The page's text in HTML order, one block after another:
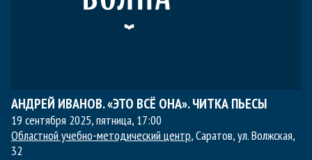
АНДРЕЙ ИВАНОВ. «ЭТО ВСЁ ОНА». ЧИТКА ПЬЕСЫ
19 сентября 2025, пятница, 17:00
Областной учебно-методический центр, Саратов, ул. Волжская,
32